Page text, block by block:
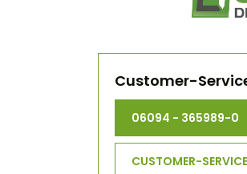
Customer-
06094 - 365989-0
CUSTOMER-